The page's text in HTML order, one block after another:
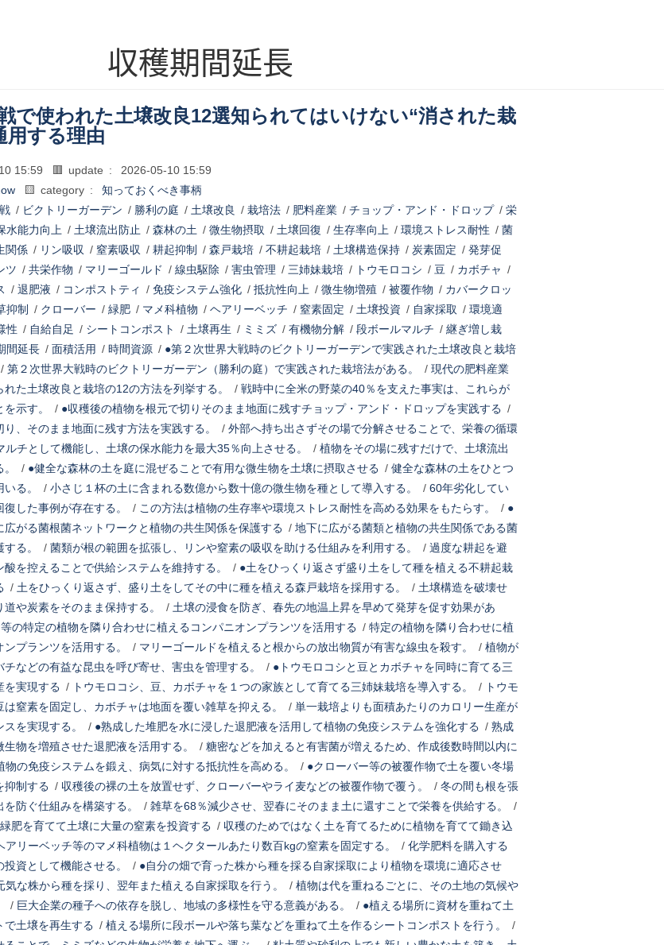
収穫期間延長
で使われた土壌改良12選知られてはいけない“消された栽
用する理由
15:59 🟥 update :
2026-05-10 15:59
🟨 category :
知っておくべき事柄
/ ビクトリーガーデン / 勝利の庭 / 土壌改良 / 栽培法/ 肥料産業/ チョップ・アンド・ドロップ/ 栄
水能力向上/ 土壌流出防止 / 森林の土/ 微生物摂取 / 土壌回復 / 生存率向上/ 環境ストレス耐性 / 菌
関係/ リン吸収 / 窒素吸収 / 耕起抑制 / 森戸栽培/ 不耕起栽培/ 土壌構造保持/ 炭素固定 / 発芽促
ツ / 共栄作物 / マリーゴールド / 線虫駆除 / 害虫管理 / 三姉妹栽培/ トウモロコシ / 豆/ カボチャ /
/ 退肥液 / コンポストティ / 免疫システム強化/ 抵抗性向上/ 微生物増殖 / 被覆作物 / カバークロッ
抑制 / クローバー / 緑肥/ マメ科植物 / ヘアリーベッチ / 窒素固定 / 土壌投資 / 自家採取 / 環境適
性 / 自給自足 / シートコンポスト / 土壌再生 / ミミズ/ 有機物分解/ 段ボールマルチ / 継ぎ増し栽
間延長/ 面積活用 / 時間資源/ ●第２次世界大戦時のビクトリーガーデンで実践された土壌改良と栽培
/ 第２次世界大戦時のビクトリーガーデン（勝利の庭）で実践された栽培法がある。 / 現代の肥料産業
た土壌改良と栽培の12の方法を列挙する。
/ 戦時中に全米の野菜の40％を支えた事実は、これらが
示す。
/ ●収穫後の植物を根元で切りそのまま地面に残すチョップ・アンド・ドロップを実践する /
、そのまま地面に残す方法を実践する。
/ 外部へ持ち出さずその場で分解させることで、栄養の循環
ルチとして機能し、土壌の保水能力を最大35％向上させる。 / 植物をその場に残すだけで、土壌流出
/ ●健全な森林の土を庭に混ぜることで有用な微生物を土壌に摂取させる / 健全な森林の土をひとつ
る。
/ 小さじ１杯の土に含まれる数億から数十億の微生物を種として導入する。 / 60年劣化してい
した事例が存在する。
/ この方法は植物の生存率や環境ストレス耐性を高める効果をもたらす。 / ●
がる菌根菌ネットワークと植物の共生関係を保護する / 地下に広がる菌類と植物の共生関係である菌
る。
/ 菌類が根の範囲を拡張し、リンや窒素の吸収を助ける仕組みを利用する。 / 過度な耕起を避
を控えることで供給システムを維持する。
/ ●土をひっくり返さず盛り土をして種を植える不耕起栽
/ 土をひっくり返さず、盛り土をしてその中に種を植える森戸栽培を採用する。 / 土壌構造を破壊せ
や炭素をそのまま保持する。
/ 土壌の浸食を防ぎ、春先の地温上昇を早めて発芽を促す効果があ
の特定の植物を隣り合わせに植えるコンパニオンプランツを活用する / 特定の植物を隣り合わせに植
プランツを活用する。
/ マリーゴールドを植えると根からの放出物質が有害な線虫を殺す。 / 植物が
などの有益な昆虫を呼び寄せ、害虫を管理する。
/ ●トウモロコシと豆とカボチャを同時に育てる三
を実現する / トウモロコシ、豆、カボチャを１つの家族として育てる三姉妹栽培を導入する。 / トウモ
窒素を固定し、カボチャは地面を覆い雑草を抑える。
/ 単一栽培よりも面積あたりのカロリー生産が
を実現する。
/ ●熟成した堆肥を水に浸した退肥液を活用して植物の免疫システムを強化する / 熟成
物を増殖させた退肥液を活用する。
/ 糖密などを加えると有害菌が増えるため、作成後数時間以内に
物の免疫システムを鍛え、病気に対する抵抗性を高める。 / ●クローバー等の被覆作物で土を覆い冬場
抑制する / 収穫後の裸の土を放置せず、クローバーやライ麦などの被覆作物で覆う。 / 冬の間も根を張
防ぐ仕組みを構築する。
/ 雑草を68％減少させ、翌春にそのまま土に還すことで栄養を供給する。
/
肥を育てて土壌に大量の窒素を投資する / 収穫のためではなく土を育てるために植物を育てて鋤き込
アリーベッチ等のマメ科植物は１ヘクタールあたり数百kgの窒素を固定する。 / 化学肥料を購入する
資として機能させる。
/ ●自分の畑で育った株から種を採る自家採取により植物を環境に適応させ
気な株から種を採り、翌年また植える自家採取を行う。 / 植物は代を重ねるごとに、その土地の気候や
/ 巨大企業の種子への依存を脱し、地域の多様性を守る意義がある。 / ●植える場所に資材を重ねて土
で土壌を再生する / 植える場所に段ボールや落ち葉などを重ねて土を作るシートコンポストを行う。
/